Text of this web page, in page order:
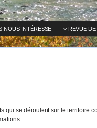
NOUS INTÉRESSE REVUE DE
qui se déroulent sur le territoire